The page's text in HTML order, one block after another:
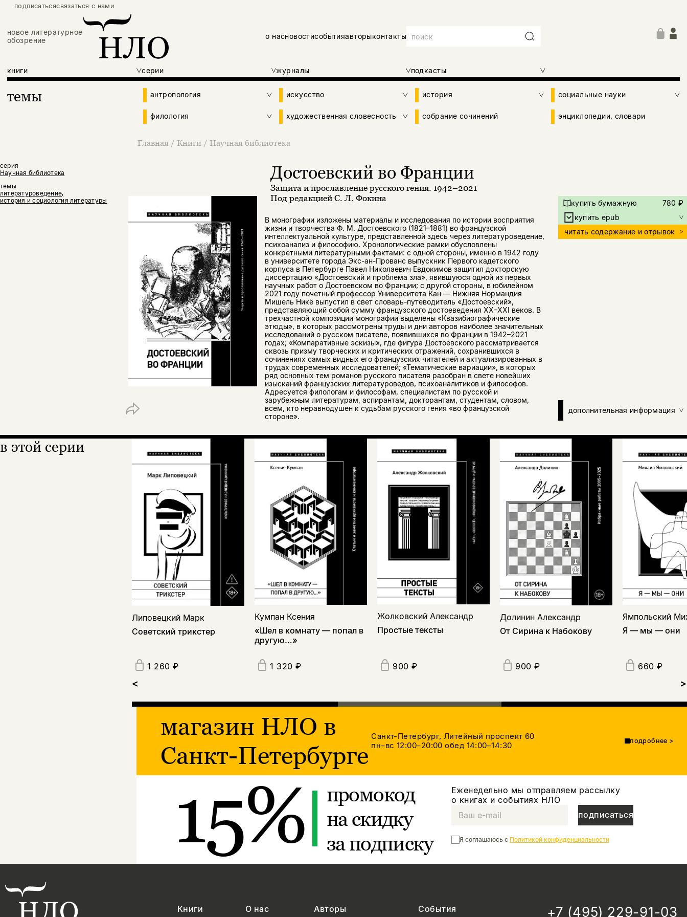
подписатьсясвязаться с нами
новое литературное
обозрение
о насновостисобытияавторыконтакты
книги серии журналы подкасты
темы антропология искусство история социальные науки
филология художественная словесность собрание сочинений энциклопедии, словари
Главная / Книги / Научная библиотека
серия
Научная библиотека
темы
литературоведение,
история и социология литературы
Достоевский во Франции
Защита и прославление русского гения. 1942–2021
Под редакцией С. Л. Фокина
В монографии изложены материалы и исследования по истории восприятия
жизни и творчества Ф. М. Достоевского (1821–1881) во французской
интеллектуальной культуре, представленной здесь через литературоведение,
психоанализ и философию. Хронологические рамки обусловлены
конкретными литературными фактами: с одной стороны, именно в 1942 году
в университете города Экс-ан-Прованс выпускник Первого кадетского
корпуса в Петербурге Павел Николаевич Евдокимов защитил докторскую
диссертацию «Достоевский и проблема зла», явившуюся одной из первых
научных работ о Достоевском во Франции; с другой стороны, в юбилейном
2021 году почетный профессор Университета Кан — Нижняя Нормандия
Мишель Никё выпустил в свет словарь-путеводитель «Достоевский»,
представляющий собой сумму французского достоеведения XX–XXI веков. В
трехчастной композиции монографии выделены «Квазибиографические
этюды», в которых рассмотрены труды и дни авторов наиболее значительных
исследований о русском писателе, появившихся во Франции в 1942–2021
годах; «Компаративные эскизы», где фигура Достоевского рассматривается
сквозь призму творческих и критических отражений, сохранившихся в
сочинениях самых видных его французских читателей и актуализированных в
трудах современных исследователей; «Тематические вариации», в которых
ряд основных тем романов русского писателя разобран в свете новейших
изысканий французских литературоведов, психоаналитиков и философов.
Адресуется филологам и философам, специалистам по русской и
зарубежным литературам, аспирантам, докторантам, студентам, словом,
всем, кто неравнодушен к судьбам русского гения «во французской
стороне».
купить бумажную
780 ₽
купить epub
читать содержание и отрывок
дополнительная информация
в этой серии
Липовецкий Марк
Советский трикстер
1 260 ₽
Кумпан Ксения
«Шел в комнату — попал в
другую…»
1 320 ₽
Жолковский Александр
Простые тексты
900 ₽
Долинин Александр
От Сирина к Набокову
900 ₽
Ямпольский
Я — мы — они
660 ₽
< >
магазин НЛО в
Санкт-Петербурге
Санкт-Петербург, Литейный проспект 60
пн–вс 12:00–20:00обед 14:00–14:30 подробнее >
15%
промокод
на скидку
за подписку
Еженедельно мы отправляем рассылку
о книгах и событиях НЛО
подписаться
Я соглашаюсь с Политикой конфиденциальности
Книги О нас Авторы События +7 (495) 229-91-03